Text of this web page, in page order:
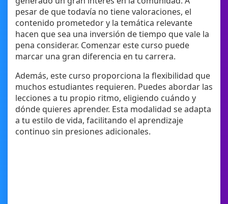
pesar de que todavía no tiene valoraciones, el
contenido prometedor y la temática relevante
hacen que sea una inversión de tiempo que vale la
pena considerar. Comenzar este curso puede
marcar una gran diferencia en tu carrera.
Además, este curso proporciona la flexibilidad que
muchos estudiantes requieren. Puedes abordar las
lecciones a tu propio ritmo, eligiendo cuándo y
dónde quieres aprender. Esta modalidad se adapta
a tu estilo de vida, facilitando el aprendizaje
continuo sin presiones adicionales.